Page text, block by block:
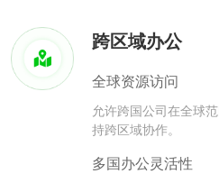
跨区域办公
全球资源访问
允许跨国公司在全球
持跨区域协作。
多国办公灵活性